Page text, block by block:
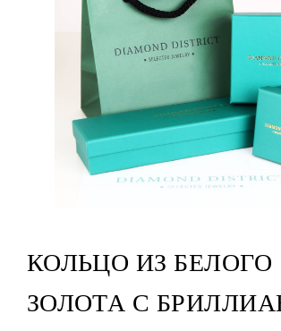
КОЛЬЦО ИЗ БЕЛОГО
ЗОЛОТА С